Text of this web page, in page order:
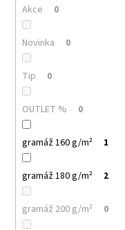
Akce 0
Novinka 0
Tip 0
OUTLET % 0
gramáž 160 g/m² 1
gramáž 180 g/m² 2
gramáž 200 g/m² 0
m
MULTIFUNKČNÍ
ŠÁTEK
NANUK
32
Kč